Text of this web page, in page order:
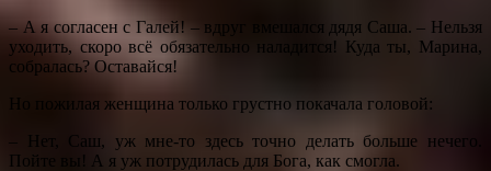
– А я согласен с Галей! – вдруг вмешался дядя Саша. – Нельзя
уходить, скоро всё обязательно наладится! Куда ты, Марина,
собралась? Оставайся!
Но пожилая женщина только грустно покачала головой:
– Нет, Саш, уж мне-то здесь точно делать больше нечего.
Пойте вы! А я уж потрудилась для Бога, как смогла.